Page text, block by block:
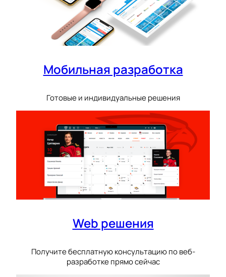
Мобильная разработка
Готовые и индивидуальные решения
Web решения
Получите бесплатную консультацию по веб-
разработке прямо сейчас